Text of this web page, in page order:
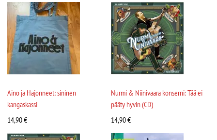
Aino ja Hajonneet: sininen
kangaskassi
14,90€
Nurmi & Niinivaara konserni: Tää ei
pääty hyvin (CD)
14,90€